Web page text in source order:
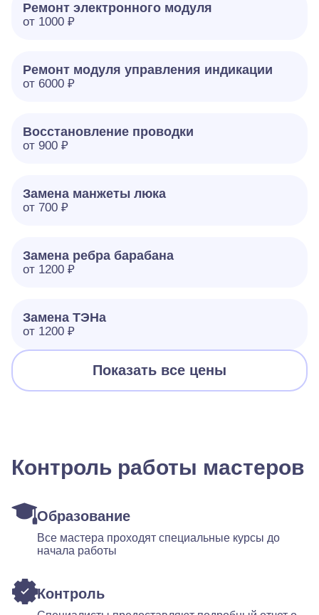
Ремонт электронного модуля
от 1000 ₽
Ремонт модуля управления индикации
от 6000 ₽
Восстановление проводки
от 900 ₽
Замена манжеты люка
от 700 ₽
Замена ребра барабана
от 1200 ₽
Замена ТЭНа
от 1200 ₽
Показать все цены
Контроль работы мастеров
Образование
Все мастера проходят специальные курсы до
начала работы
Контроль